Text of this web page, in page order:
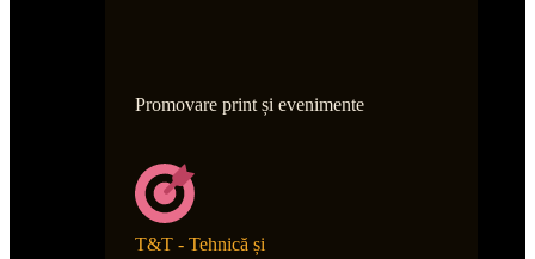
Promovare print și evenimente
T&T - Tehnică și